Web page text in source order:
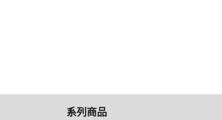
系列商品